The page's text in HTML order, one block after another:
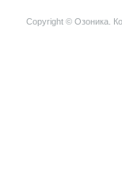
Copyright © Озоника.